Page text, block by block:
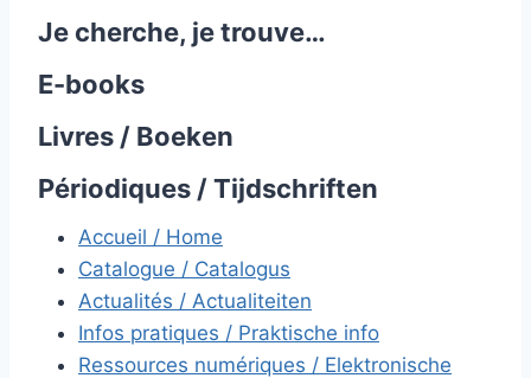
Je cherche, je trouve…
E-books
Livres / Boeken
Périodiques / Tijdschriften
Accueil / Home
Catalogue / Catalogus
Actualités / Actualiteiten
Infos pratiques / Praktische info
Ressources numériques / Elektronische